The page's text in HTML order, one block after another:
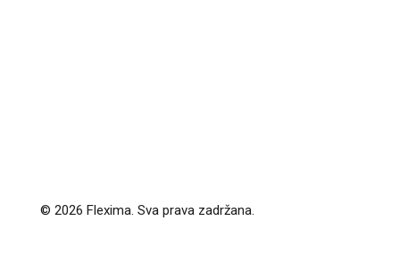
© 2026 Flexima. Sva prava zadržana.